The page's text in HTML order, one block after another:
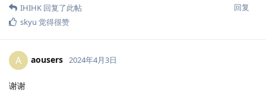
回复
IHIHK 回复了此帖
skyu 觉得很赞
A aousers 2024年4月3日
谢谢